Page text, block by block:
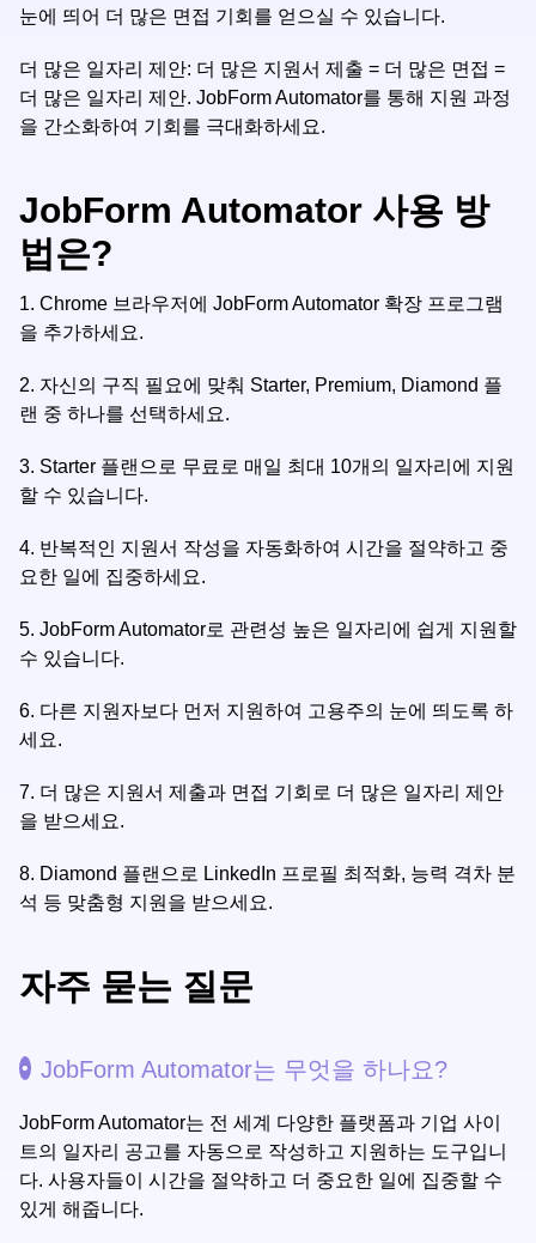
눈에 띄어 더 많은 면접 기회를 얻으실 수 있습니다.
더 많은 일자리 제안: 더 많은 지원서 제출 = 더 많은 면접 =
더 많은 일자리 제안. JobForm Automator를 통해 지원 과정
을 간소화하여 기회를 극대화하세요.
JobForm Automator 사용 방
법은?
1. Chrome 브라우저에 JobForm Automator 확장 프로그램
을 추가하세요.
2. 자신의 구직 필요에 맞춰 Starter, Premium, Diamond 플
랜 중 하나를 선택하세요.
3. Starter 플랜으로 무료로 매일 최대 10개의 일자리에 지원
할 수 있습니다.
4. 반복적인 지원서 작성을 자동화하여 시간을 절약하고 중
요한 일에 집중하세요.
5. JobForm Automator로 관련성 높은 일자리에 쉽게 지원할
수 있습니다.
6. 다른 지원자보다 먼저 지원하여 고용주의 눈에 띄도록 하
세요.
7. 더 많은 지원서 제출과 면접 기회로 더 많은 일자리 제안
을 받으세요.
8. Diamond 플랜으로 LinkedIn 프로필 최적화, 능력 격차 분
석 등 맞춤형 지원을 받으세요.
자주 묻는 질문
JobForm Automator는 무엇을 하나요?
JobForm Automator는 전 세계 다양한 플랫폼과 기업 사이
트의 일자리 공고를 자동으로 작성하고 지원하는 도구입니
다. 사용자들이 시간을 절약하고 더 중요한 일에 집중할 수
있게 해줍니다.